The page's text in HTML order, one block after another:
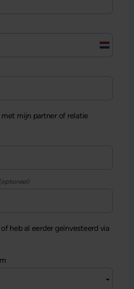
met mijn partner of relatie
(optioneel)
heb al eerder geïnvesteerd via